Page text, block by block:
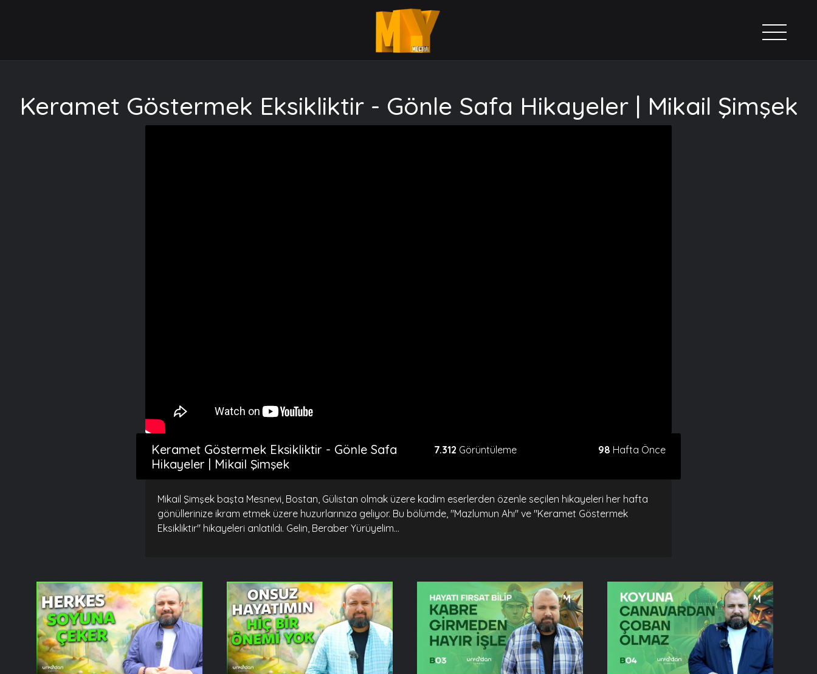
Keramet Göstermek Eksikliktir - Gönle Safa Hikayeler | Mikail Şimşek
Keramet Göstermek Eksikliktir - Gönle Safa
Hikayeler | Mikail Şimşek
7.312 Görüntüleme 98 Hafta Önce
Mikail Şimşek başta Mesnevi, Bostan, Gülistan olmak üzere kadim eserlerden özenle seçilen hikayeleri her hafta
gönüllerinize ikram etmek üzere huzurlarınıza geliyor. Bu bölümde, "Mazlumun Ahı" ve "Keramet Göstermek
Eksikliktir" hikayeleri anlatıldı. Gelin, Beraber Yürüyelim...